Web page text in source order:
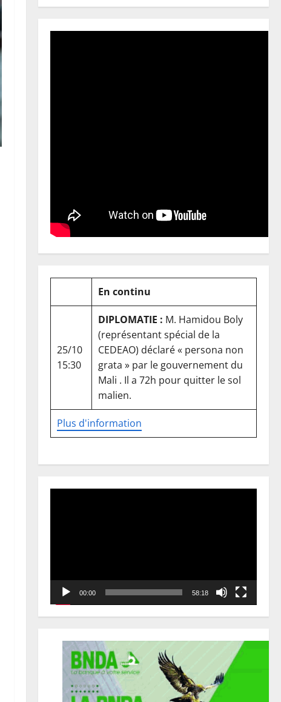
En continu
Plus d'information
25/10
15:30
DIPLOMATIE : M. Hamidou Boly
(représentant spécial de la
CEDEAO) déclaré « persona non
grata » par le gouvernement du
Mali . Il a 72h pour quitter le sol
malien.
00:00 58:18